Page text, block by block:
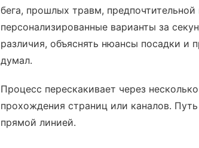
бега, прошлых травм,
персонализированные варианты за
различия, объяснять нюансы посадки и
думал.
Процесс перескакивает через
прохождения страниц или каналов.
прямой линией.